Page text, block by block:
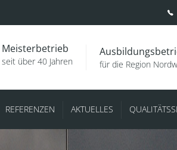
für die Region
Meisterbetrieb
seit über 40 Jahren
REFERENZEN AKTUELLES